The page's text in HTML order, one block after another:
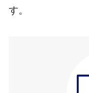
す。